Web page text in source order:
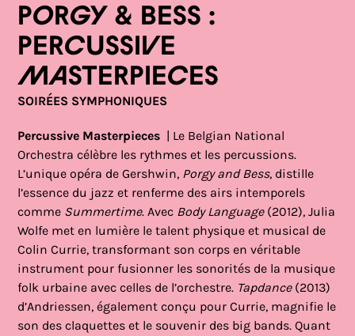
Porgy & Bess :
Percussive
Masterpieces
SOIRÉES SYMPHONIQUES
Percussive Masterpieces | Le Belgian National
Orchestra célèbre les rythmes et les percussions.
L’unique opéra de Gershwin, Porgy and Bess, distille
l’essence du jazz et renferme des airs intemporels
comme Summertime. Avec Body Language(2012), Julia
Wolfe met en lumière le talent physique et musical de
Colin Currie, transformant son corps en véritable
instrument pour fusionner les sonorités de la musique
folk urbaine avec celles de l’orchestre. Tapdance(2013)
d’Andriessen, également conçu pour Currie, magnifie le
son des claquettes et le souvenir des big bands. Quant